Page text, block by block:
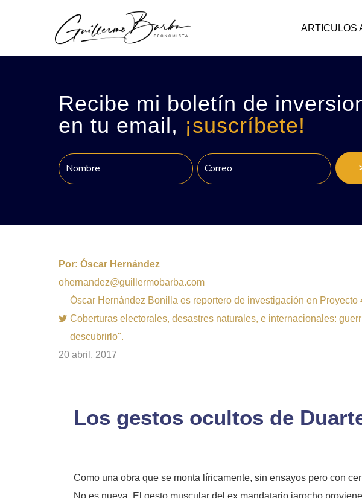
ARTICULOS
Recibe mi boletín de
en tu email, ¡suscríbete!
Por: Óscar Hernández
ohernandez@guillermobarba.com
Óscar Hernández Bonilla es reportero de investigación en
Coberturas electorales, desastres naturales, e internacionales:
descubrirlo".
20 abril, 2017
Los gestos ocultos de
Como una obra que se monta líricamente, sin ensayos pero con
No es nueva. El gesto muscular del ex mandatario jarocho